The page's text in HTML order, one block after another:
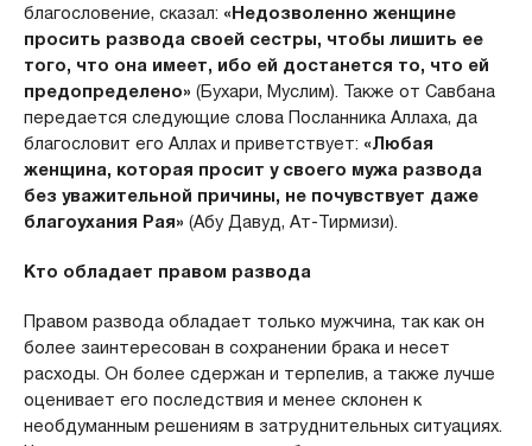
благословение, сказал: «Недозволенно женщине
просить развода своей сестры, чтобы лишить ее
того, что она имеет, ибо ей достанется то, что ей
предопределено» (Бухари, Муслим). Также от Савбана
передается следующие слова Посланника Аллаха, да
благословит его Аллах и приветствует: «Любая
женщина, которая просит у своего мужа развода
без уважительной причины, не почувствует даже
благоухания Рая» (Абу Давуд, Ат-Тирмизи).
Кто обладает правом развода
Правом развода обладает только мужчина, так как он
более заинтересован в сохранении брака и несет
расходы. Он более сдержан и терпелив, а также лучше
оценивает его последствия и менее склонен к
необдуманным решениям в затруднительных ситуациях.